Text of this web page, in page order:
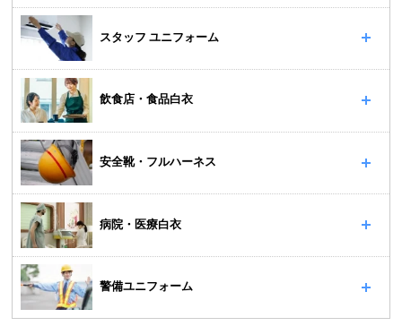
スタッフ ユニフォーム
飲食店・食品白衣
安全靴・フルハーネス
病院・医療白衣
警備ユニフォーム